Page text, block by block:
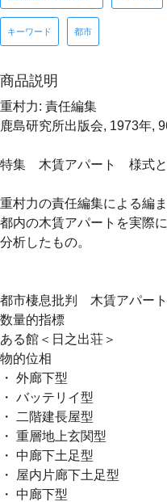
キーワード 都市
商品説明
重村力: 責任編集
鹿島研究所出版会, 1973年,
特集 木賃アパート 様式と
重村力の責任編集による編ま
都内の木賃アパートを実際
分析したもの。
都市棲息批判 木賃アパー
数量的指標
ある館＜日之出荘＞
物的位相
・ 外廊下型
・ バッテリイ型
・ 二階建長屋型
・ 重層地上玄関型
・ 中廊下土足型
・ 屋内片廊下土足型
・ 中廊下型